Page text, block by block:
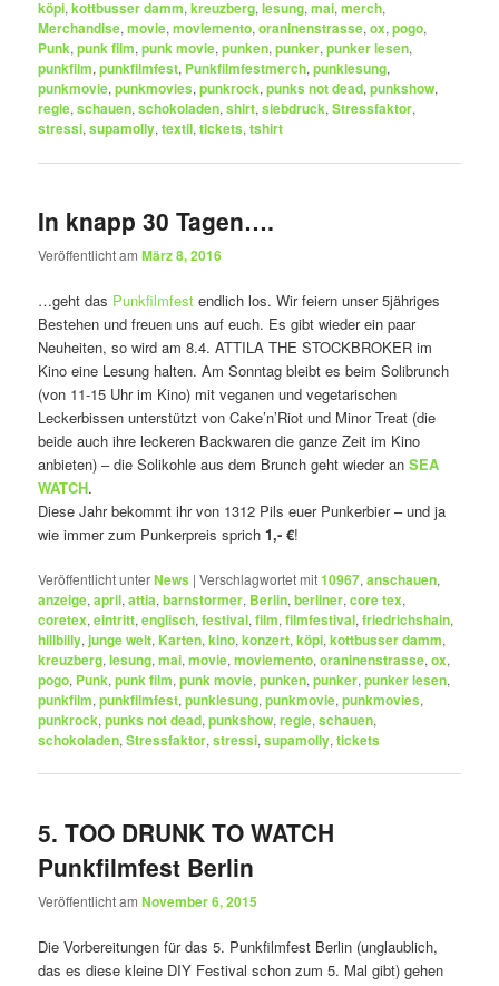
köpi,kottbusser damm,kreuzberg,lesung,mai,merch,
Merchandise,movie,moviemento,oraninenstrasse,ox,pogo,
Punk,punk film,punk movie,punken,punker,punker lesen,
punkfilm,punkfilmfest, Punkfilmfestmerch,punklesung,
punkmovie,punkmovies,punkrock,punks not dead,punkshow,
regie,schauen,schokoladen,shirt,siebdruck,Stressfaktor,
stressi,supamolly,textil,tickets,tshirt
In knapp 30 Tagen….
Veröffentlicht amMärz 8, 2016
…geht das Punkfilmfest endlich los. Wir feiern unser 5jähriges
Bestehen und freuen uns auf euch. Es gibt wieder ein paar
Neuheiten, so wird am 8.4. ATTILA THE STOCKBROKER im
Kino eine Lesung halten. Am Sonntag bleibt es beim Solibrunch
(von 11-15 Uhr im Kino) mit veganen und vegetarischen
Leckerbissen unterstützt von Cake’n’Riot und Minor Treat (die
beide auch ihre leckeren Backwaren die ganze Zeit im Kino
anbieten) – die Solikohle aus dem Brunch geht wieder anSEA
WATCH.
Diese Jahr bekommt ihr von 1312 Pils euer Punkerbier – und ja
wie immer zum Punkerpreis sprich1,- €!
Veröffentlicht unterNews |Verschlagwortet mit10967,anschauen,
anzeige,april,attia,barnstormer, Berlin,berliner,core tex,
coretex,eintritt,englisch,festival,film,filmfestival,friedrichshain,
hillbilly,junge welt, Karten,kino,konzert,köpi,kottbusser damm,
kreuzberg,lesung,mai,movie,moviemento,oraninenstrasse,ox,
pogo, Punk,punk film,punk movie,punken,punker,punker lesen,
punkfilm,punkfilmfest,punklesung,punkmovie,punkmovies,
punkrock,punks not dead,punkshow,regie,schauen,
schokoladen,Stressfaktor,stressi,supamolly,tickets
5. TOO DRUNK TO WATCH
Punkfilmfest Berlin
Veröffentlicht amNovember 6, 2015
Die Vorbereitungen für das 5. Punkfilmfest Berlin (unglaublich,
das es diese kleine DIY Festival schon zum 5. Mal gibt) gehen